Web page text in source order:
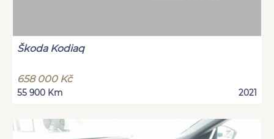
Škoda Kodiaq
658 000 Kč
55 900 Km 2021